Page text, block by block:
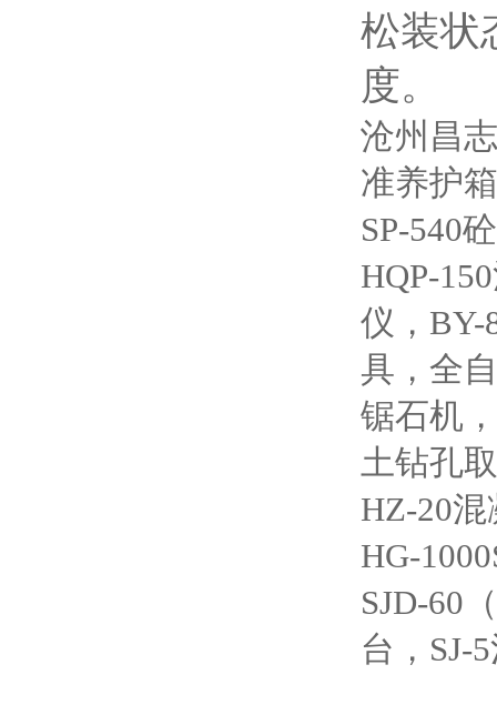
松装状
度。
沧州昌
准养护
SP-540
HQP-
仪，BY-
具，全
锯石机
土钻孔
HZ-20
HG-
SJD-60
台，SJ-